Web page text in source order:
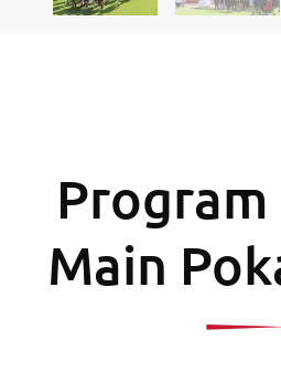
Program
Main